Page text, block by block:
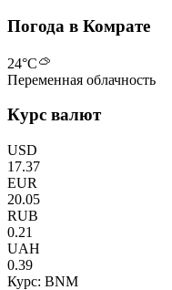
Погода в Комрате
24°C
Переменная облачность
Курс валют
USD
17.37
EUR
20.05
RUB
0.21
UAH
0.39
Курс: BNM